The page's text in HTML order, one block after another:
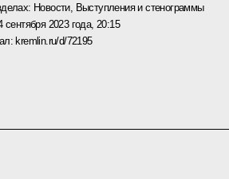
Новости, Выступления и стенограммы
сентября 2023 года, 20:15
kremlin.ru/d/72195